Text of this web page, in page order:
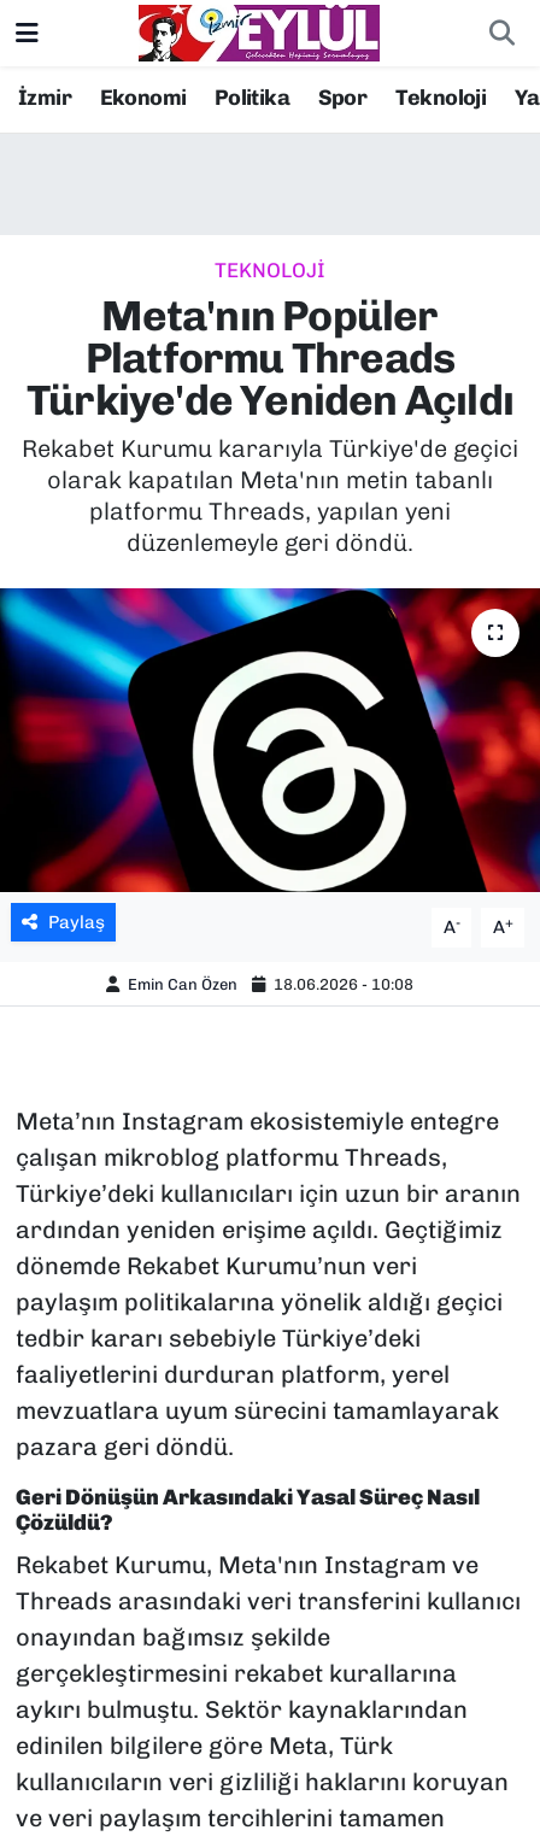
İzmir Ekonomi Politika Spor Teknoloji
TEKNOLOJİ
Meta'nın Popüler
Platformu Threads
Türkiye'de Yeniden Açıldı
Rekabet Kurumu kararıyla Türkiye'de geçici
olarak kapatılan Meta'nın metin tabanlı
platformu Threads, yapılan yeni
düzenlemeyle geri döndü.
Paylaş A- A+
Emin Can Özen 18.06.2026 - 10:08
Meta’nın Instagram ekosistemiyle entegre
çalışan mikroblog platformu Threads,
Türkiye’deki kullanıcıları için uzun bir aranın
ardından yeniden erişime açıldı. Geçtiğimiz
dönemde Rekabet Kurumu’nun veri
paylaşım politikalarına yönelik aldığı geçici
tedbir kararı sebebiyle Türkiye’deki
faaliyetlerini durduran platform, yerel
mevzuatlara uyum sürecini tamamlayarak
pazara geri döndü.
Geri Dönüşün Arkasındaki Yasal Süreç Nasıl
Çözüldü?
Rekabet Kurumu, Meta'nın Instagram ve
Threads arasındaki veri transferini kullanıcı
onayından bağımsız şekilde
gerçekleştirmesini rekabet kurallarına
aykırı bulmuştu. Sektör kaynaklarından
edinilen bilgilere göre Meta, Türk
kullanıcıların veri gizliliği haklarını koruyan
ve veri paylaşım tercihlerini tamamen
Resmi İlanlar
EKONOMİ
KÜLTÜR SANAT
MAGAZİN
POLİTİKA
SAĞLIK
SPOR
TEKNOLOJİ
YAŞAM
YEREL YÖNETİMLER
Konak Nöbetçi Eczaneler
Süper Lig Puan Durumu ve Fikstür
Tüm Manşetler
Son Dakika Haberleri
Haber Arşivi